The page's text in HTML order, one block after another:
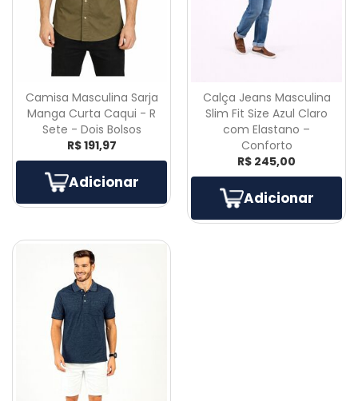
Camisa Masculina Sarja
Manga Curta Caqui - R
Sete - Dois Bolsos
R$ 191,97
Adicionar
Calça Jeans Masculina
Slim Fit Size Azul Claro
com Elastano –
Conforto
R$ 245,00
Adicionar